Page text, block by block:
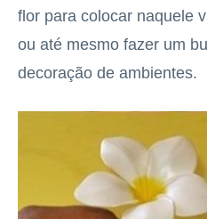
flor para colocar naquele
ou até mesmo fazer um
decoração de ambientes.